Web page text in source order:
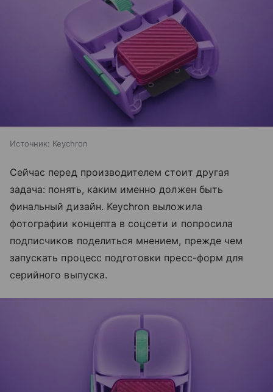
Источник: Keychron
Сейчас перед производителем стоит другая
задача: понять, каким именно должен быть
финальный дизайн. Keychron выложила
фотографии концепта в соцсети и попросила
подписчиков поделиться мнением, прежде чем
запускать процесс подготовки пресс-форм для
серийного выпуска.